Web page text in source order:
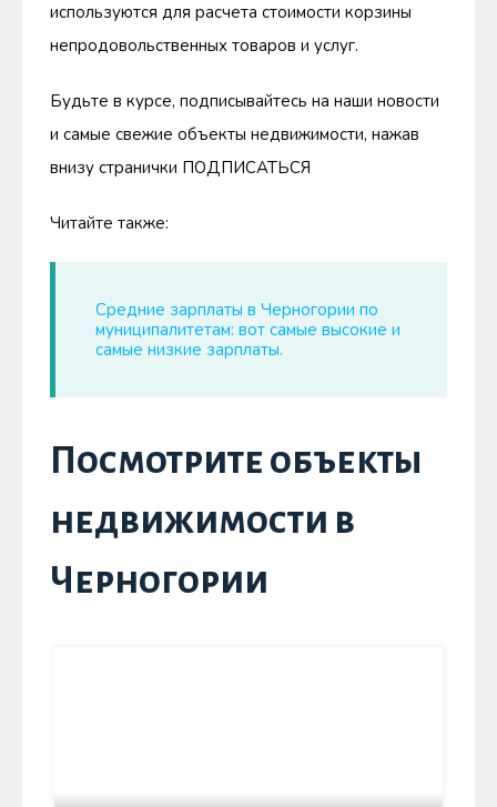
используются для расчета стоимости корзины
непродовольственных товаров и услуг.
Будьте в курсе, подписывайтесь на наши новости
и самые свежие объекты недвижимости, нажав
внизу странички ПОДПИСАТЬСЯ
Читайте также:
Средние зарплаты в Черногории по
муниципалитетам: вот самые высокие и
самые низкие зарплаты.
Посмотрите объекты
недвижимости в
Черногории